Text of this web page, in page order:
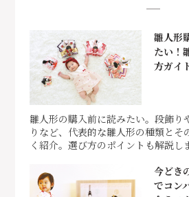
雛人形
たい！
方ガイ
雛人形の購入前に読みたい。段飾り
りなど、代表的な雛人形の種類とそ
く紹介。選び方のポイントも解説し
今どき
でコン